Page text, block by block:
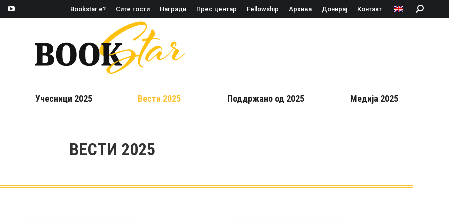
Bookstar е? Сите гости Награди Прес центар Fellowship Архива Донирај Контакт Search:
Учесници 2025 Вести 2025 Поддржано од 2025 Медија 2025
ВЕСТИ 2025